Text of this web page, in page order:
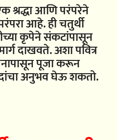
श्रद्धा आणि परंपरेने
आहे. ही चतुर्थी
कृपेने संकटांपासून
दाखवते. अशा पवित्र
पूजा करून
अनुभव घेऊ शकतो.